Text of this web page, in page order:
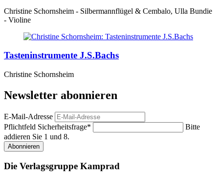
Christine Schornsheim - Silbermannflügel & Cembalo, Ulla Bundie
- Violine
Tasteninstrumente J.S.Bachs
Christine Schornsheim
Newsletter abonnieren
E-Mail-Adresse
Pflichtfeld Sicherheitsfrage*
Bitte
addieren Sie 1 und 8.
Abonnieren
Die Verlagsgruppe Kamprad